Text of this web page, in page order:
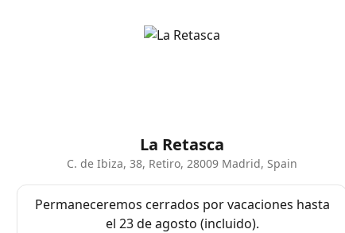
La Retasca
C. de Ibiza, 38, Retiro, 28009 Madrid, Spain
Permaneceremos cerrados por vacaciones hasta
el 23 de agosto (incluido).